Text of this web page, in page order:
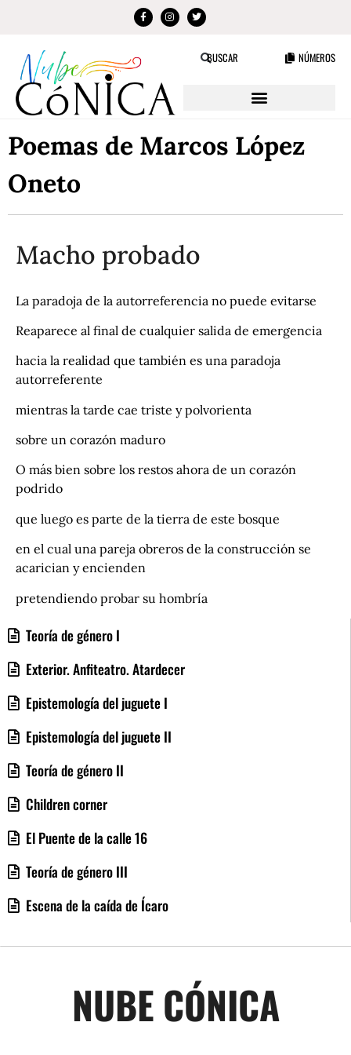
BUSCAR NÚMEROS
Poemas de Marcos López
Oneto
Teoría de género I
Exterior. Anfiteatro. Atardecer
Epistemología del juguete I
Epistemología del juguete II
Teoría de género II
Children corner
El Puente de la calle 16
Teoría de género III
Escena de la caída de Ícaro
Macho probado
La paradoja de la autorreferencia no puede evitarse
Reaparece al final de cualquier salida de emergencia
hacia la realidad que también es una paradoja
autorreferente
mientras la tarde cae triste y polvorienta
sobre un corazón maduro
O más bien sobre los restos ahora de un corazón
podrido
que luego es parte de la tierra de este bosque
en el cual una pareja obreros de la construcción se
acarician y encienden
pretendiendo probar su hombría
NUBE CÓNICA